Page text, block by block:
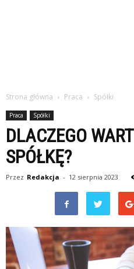
Strona główna Praca Spółki
Praca Spółki
DLACZEGO
SPÓŁKĘ?
Przez Redakcja - 12 sierpnia 2023